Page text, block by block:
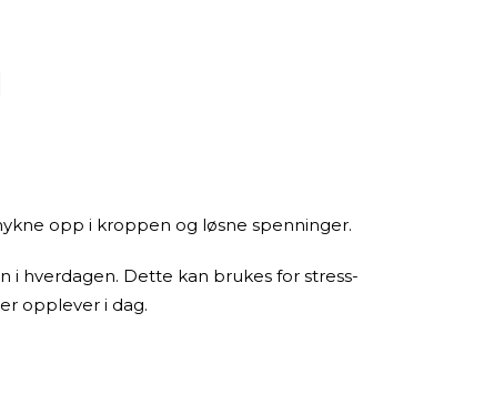
opp i kroppen og løsne spenninger.
i hverdagen. Dette kan brukes for stress-
opplever i dag.